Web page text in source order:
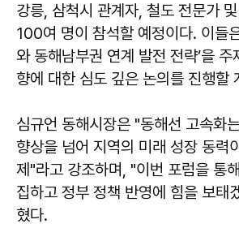
강릉, 삼척시 관계자, 철도 전문가
100여 명이 참석할 예정이다. 이들
와 동해남부권 연계 발전 전략’을
향에 대한 심도 깊은 논의를 진행할
심규언 동해시장은 "동해선 고속화
향상을 넘어 지역의 미래 성장 동력
제"라고 강조하며, "이번 포럼을 통
집하고 정부 정책 반영에 힘을 보태
혔다.